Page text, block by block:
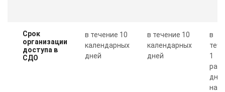
Срок
организации
доступа в
СДО
в течение 10
календарных
дней
в течение 10
календарных
дней
в
1
дня